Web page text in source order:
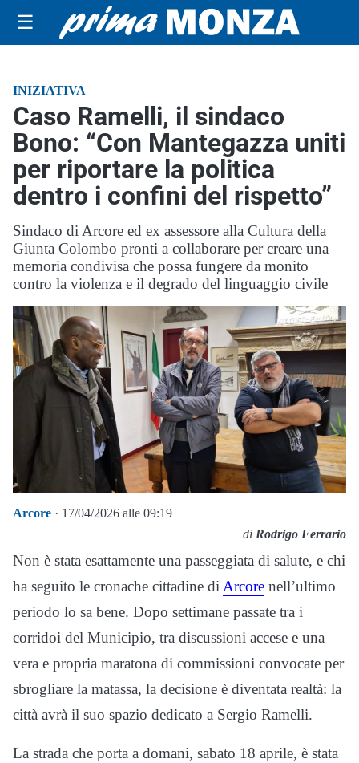
☰
INIZIATIVA
Caso Ramelli, il sindaco
Bono: “Con Mantegazza uniti
per riportare la politica
dentro i confini del rispetto”
Sindaco di Arcore ed ex assessore alla Cultura della
Giunta Colombo pronti a collaborare per creare una
memoria condivisa che possa fungere da monito
contro la violenza e il degrado del linguaggio civile
Arcore · 17/04/2026 alle 09:19
di Rodrigo Ferrario
Non è stata esattamente una passeggiata di salute, e chi
ha seguito le cronache cittadine diArcore nell’ultimo
periodo lo sa bene. Dopo settimane passate tra i
corridoi del Municipio, tra discussioni accese e una
vera e propria maratona di commissioni convocate per
sbrogliare la matassa, la decisione è diventata realtà: la
città avrà il suo spazio dedicato a Sergio Ramelli.
La strada che porta a domani, sabato 18 aprile, è stata